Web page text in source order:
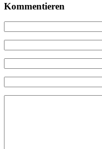
Kommentieren